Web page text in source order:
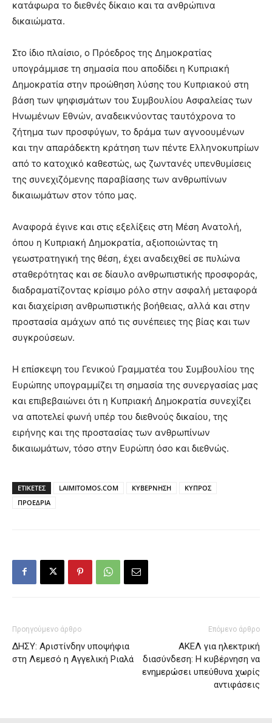
κατάφωρα το διεθνές δίκαιο και τα ανθρώπινα
δικαιώματα.
Στο ίδιο πλαίσιο, ο Πρόεδρος της Δημοκρατίας
υπογράμμισε τη σημασία που αποδίδει η Κυπριακή
Δημοκρατία στην προώθηση λύσης του Κυπριακού στη
βάση των ψηφισμάτων του Συμβουλίου Ασφαλείας των
Ηνωμένων Εθνών, αναδεικνύοντας ταυτόχρονα το
ζήτημα των προσφύγων, το δράμα των αγνοουμένων
και την απαράδεκτη κράτηση των πέντε Ελληνοκυπρίων
από το κατοχικό καθεστώς, ως ζωντανές υπενθυμίσεις
της συνεχιζόμενης παραβίασης των ανθρωπίνων
δικαιωμάτων στον τόπο μας.
Αναφορά έγινε και στις εξελίξεις στη Μέση Ανατολή,
όπου η Κυπριακή Δημοκρατία, αξιοποιώντας τη
γεωστρατηγική της θέση, έχει αναδειχθεί σε πυλώνα
σταθερότητας και σε δίαυλο ανθρωπιστικής προσφοράς,
διαδραματίζοντας κρίσιμο ρόλο στην ασφαλή μεταφορά
και διαχείριση ανθρωπιστικής βοήθειας, αλλά και στην
προστασία αμάχων από τις συνέπειες της βίας και των
συγκρούσεων.
Η επίσκεψη του Γενικού Γραμματέα του Συμβουλίου της
Ευρώπης υπογραμμίζει τη σημασία της συνεργασίας μας
και επιβεβαιώνει ότι η Κυπριακή Δημοκρατία συνεχίζει
να αποτελεί φωνή υπέρ του διεθνούς δικαίου, της
ειρήνης και της προστασίας των ανθρωπίνων
δικαιωμάτων, τόσο στην Ευρώπη όσο και διεθνώς.
ΕΤΙΚΕΤΕΣ LAIMITOMOS.COM ΚΥΒΕΡΝΗΣΗ
ΚΥΠΡΟΣ
ΠΡΟΕΔΡΙΑ
Προηγούμενο άρθρο
ΔΗΣΥ: Αριστίνδην υποψήφια
στη Λεμεσό η Αγγελική Ριαλά
Επόμενο άρθρο
ΑΚΕΛ για ηλεκτρική
διασύνδεση: Η κυβέρνηση να
ενημερώσει υπεύθυνα χωρίς
αντιφάσεις